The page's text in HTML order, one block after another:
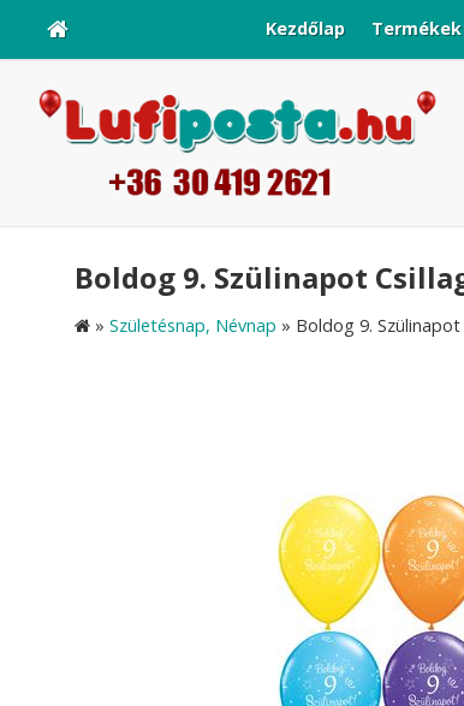
Kezdőlap Termékek
Boldog 9. Szülinapot
» Születésnap, Névnap » Boldog 9.